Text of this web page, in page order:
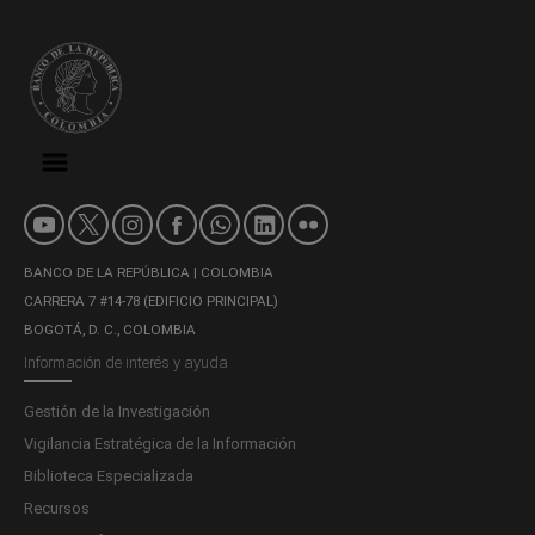
BANCO DE LA REPÚBLICA | COLOMBIA
CARRERA 7 #14-78 (EDIFICIO PRINCIPAL)
BOGOTÁ, D. C., COLOMBIA
Información de interés y ayuda
Gestión de la Investigación
Vigilancia Estratégica de la Información
Biblioteca Especializada
Recursos